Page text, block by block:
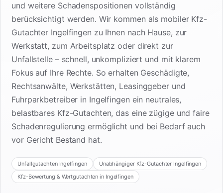
und weitere Schadenspositionen vollständig
berücksichtigt werden. Wir kommen als mobiler Kfz-
Gutachter Ingelfingen zu Ihnen nach Hause, zur
Werkstatt, zum Arbeitsplatz oder direkt zur
Unfallstelle – schnell, unkompliziert und mit klarem
Fokus auf Ihre Rechte. So erhalten Geschädigte,
Rechtsanwälte, Werkstätten, Leasinggeber und
Fuhrparkbetreiber in Ingelfingen ein neutrales,
belastbares Kfz-Gutachten, das eine zügige und faire
Schadenregulierung ermöglicht und bei Bedarf auch
vor Gericht Bestand hat.
Unfallgutachten Ingelfingen
Unabhängiger Kfz-Gutachter Ingelfingen
Kfz-Bewertung & Wertgutachten in Ingelfingen